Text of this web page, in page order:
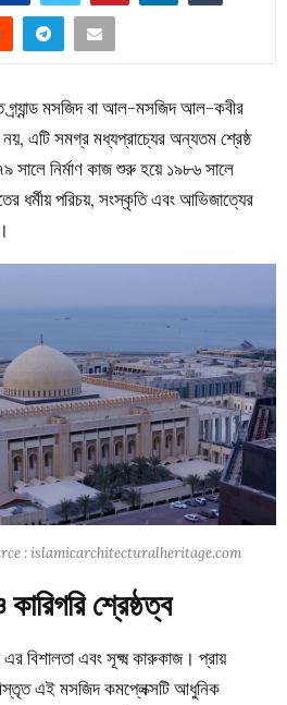
গ্র্যান্ড মসজিদ বা আল-মসজিদ আল-কবীর
এটি সমগ্র মধ্যপ্রাচ্যের অন্যতম শ্রেষ্ঠ
সালে নির্মাণ কাজ শুরু হয়ে ১৯৮৬ সালে
ধর্মীয় পরিচয়, সংস্কৃতি এবং আভিজাত্যের
: islamicarchitecturalheritage.com
কারিগরি শ্রেষ্ঠত্ব
বিশালতা এবং সূক্ষ্ম কারুকাজ। প্রায়
এই মসজিদ কমপ্লেক্সটি আধুনিক